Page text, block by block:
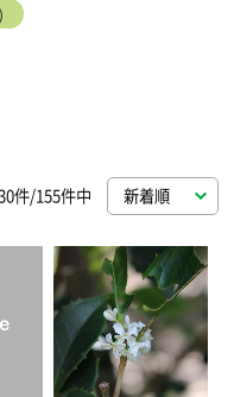
件/155件中